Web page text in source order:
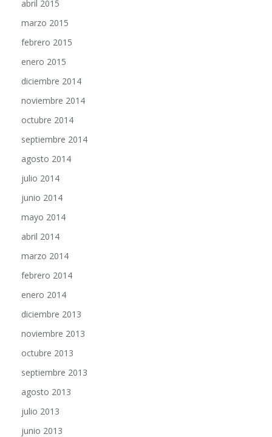
abril 2015
marzo 2015
febrero 2015
enero 2015
diciembre 2014
noviembre 2014
octubre 2014
septiembre 2014
agosto 2014
julio 2014
junio 2014
mayo 2014
abril 2014
marzo 2014
febrero 2014
enero 2014
diciembre 2013
noviembre 2013
octubre 2013
septiembre 2013
agosto 2013
julio 2013
junio 2013